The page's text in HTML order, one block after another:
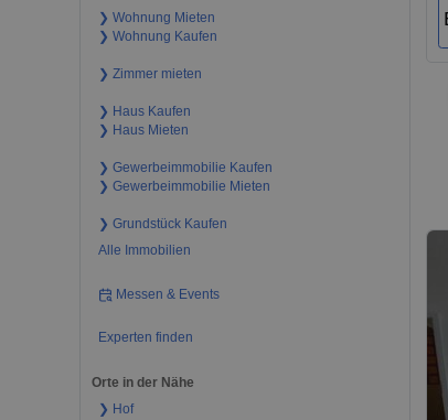
❯ Wohnung Mieten
❯ Wohnung Kaufen
❯ Zimmer mieten
❯ Haus Kaufen
❯ Haus Mieten
❯ Gewerbeimmobilie Kaufen
❯ Gewerbeimmobilie Mieten
❯ Grundstück Kaufen
Alle Immobilien
Messen & Events
Experten finden
Orte in der Nähe
❯ Hof